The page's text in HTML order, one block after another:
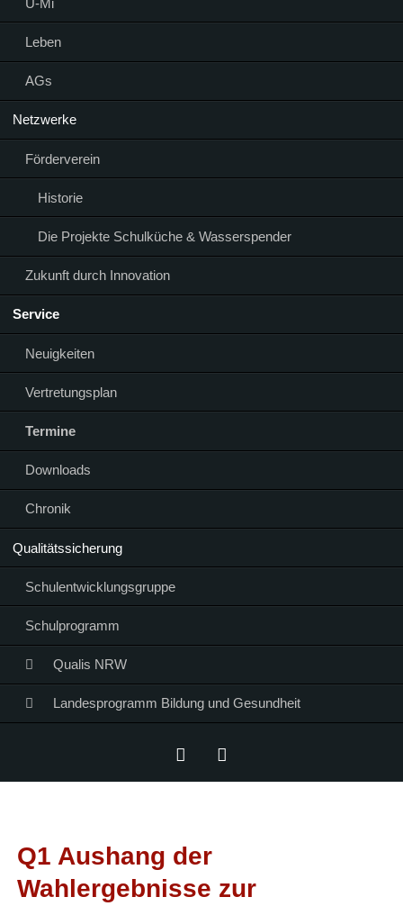
Leben
AGs
Netzwerke
Förderverein
Historie
Die Projekte Schulküche & Wasserspender
Zukunft durch Innovation
Service
Neuigkeiten
Vertretungsplan
Termine
Downloads
Chronik
Qualitätssicherung
Schulentwicklungsgruppe
Schulprogramm
Qualis NRW
Landesprogramm Bildung und Gesundheit
Q1 Aushang der
Wahlergebnisse zur